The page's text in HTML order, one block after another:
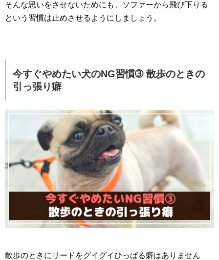
そんな思いをさせないためにも、ソファーから飛び下りる
という習慣は止めさせるようにしましょう。
今すぐやめたい犬のNG習慣➂ 散歩のときの
引っ張り癖
散歩のときにリードをグイグイひっぱる癖はありません